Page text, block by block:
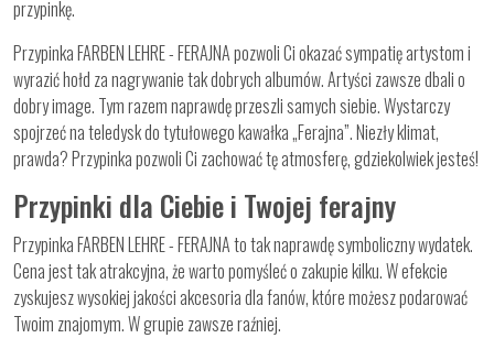
przypinkę.
Przypinka FARBEN LEHRE - FERAJNA pozwoli Ci okazać sympatię artystom i
wyrazić hołd za nagrywanie tak dobrych albumów. Artyści zawsze dbali o
dobry image. Tym razem naprawdę przeszli samych siebie. Wystarczy
spojrzeć na teledysk do tytułowego kawałka „Ferajna”. Niezły klimat,
prawda? Przypinka pozwoli Ci zachować tę atmosferę, gdziekolwiek jesteś!
Przypinki dla Ciebie i Twojej ferajny
Przypinka FARBEN LEHRE - FERAJNA to tak naprawdę symboliczny wydatek.
Cena jest tak atrakcyjna, że warto pomyśleć o zakupie kilku. W efekcie
zyskujesz wysokiej jakości akcesoria dla fanów, które możesz podarować
Twoim znajomym. W grupie zawsze raźniej.